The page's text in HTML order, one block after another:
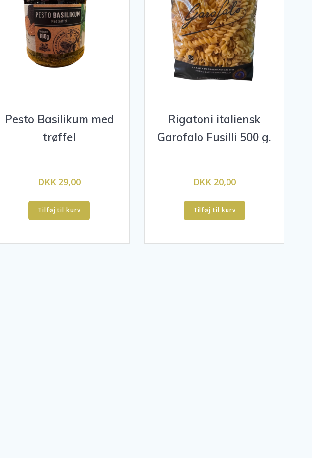
Pesto Basilikum med
trøffel
DKK 29,00
Tilføj til kurv
Rigatoni italiensk
Garofalo Fusilli 500 g.
DKK 20,00
Tilføj til kurv